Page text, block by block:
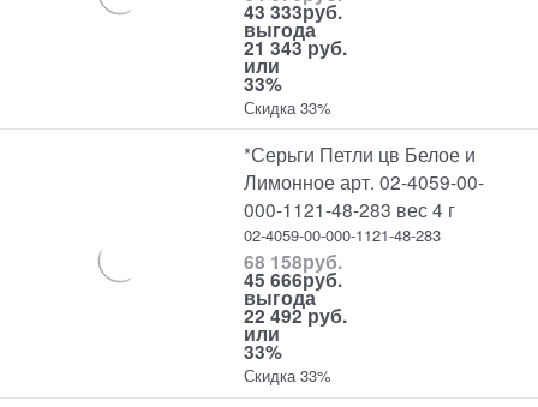
43 333руб.
выгода
21 343 руб.
или
33%
Скидка 33%
*Серьги Петли цв Белое и
Лимонное арт. 02-4059-00-
000-1121-48-283 вес 4 г
02-4059-00-000-1121-48-283
68 158руб.
45 666руб.
выгода
22 492 руб.
или
33%
Скидка 33%